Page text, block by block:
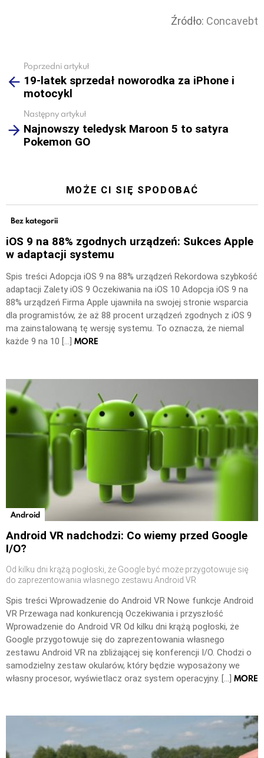
Źródło: Concavebt
more
Poprzedni artykuł
19-latek sprzedał noworodka za iPhone i
motocykl
Następny artykuł
Najnowszy teledysk Maroon 5 to satyra
Pokemon GO
MOŻE CI SIĘ SPODOBAĆ
Bez kategorii
iOS 9 na 88% zgodnych urządzeń: Sukces Apple
w adaptacji systemu
Spis treści Adopcja iOS 9 na 88% urządzeń Rekordowa szybkość
adaptacji Zalety iOS 9 Oczekiwania na iOS 10 Adopcja iOS 9 na
88% urządzeń Firma Apple ujawniła na swojej stronie wsparcia
dla programistów, że aż 88 procent urządzeń zgodnych z iOS 9
ma zainstalowaną tę wersję systemu. To oznacza, że niemal
każde 9 na 10 […] MORE
Android
Android VR nadchodzi: Co wiemy przed Google
I/O?
Od kilku dni krążą pogłoski, że Google być może przygotowuje się
do zaprezentowania własnego zestawu Android VR
Spis treści Wprowadzenie do Android VR Nowe funkcje Android
VR Przewaga nad konkurencją Oczekiwania i przyszłość
Wprowadzenie do Android VR Od kilku dni krążą pogłoski, że
Google przygotowuje się do zaprezentowania własnego
zestawu Android VR na zbliżającej się konferencji I/O. Chodzi o
samodzielny zestaw okularów, który będzie wyposażony we
własny procesor, wyświetlacz oraz system operacyjny. […] MORE